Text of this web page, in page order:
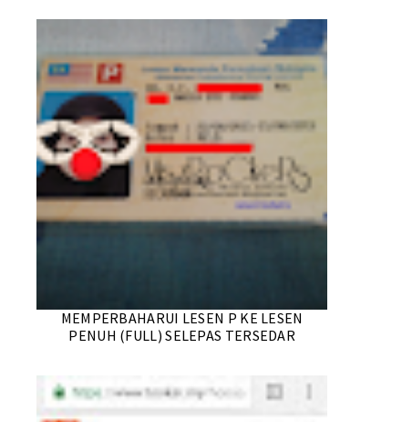
MEMPERBAHARUI LESEN P KE LESEN
PENUH (FULL) SELEPAS TERSEDAR